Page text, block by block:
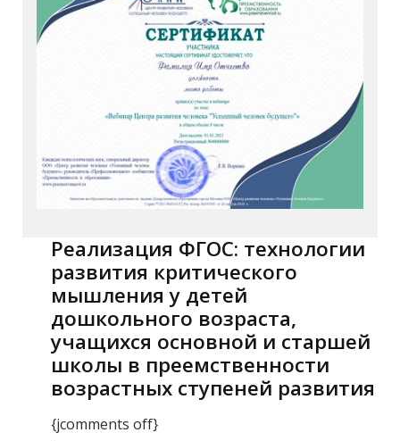
Реализация ФГОС: технологии
развития критического
мышления у детей
дошкольного возраста,
учащихся основной и старшей
школы в преемственности
возрастных ступеней развития
{jcomments off}